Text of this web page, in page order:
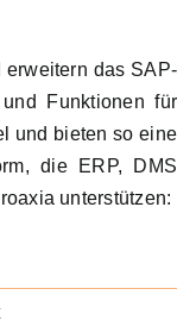
das SAP-
Funktionen für
und bieten so eine
die ERP, DMS
unterstützen: